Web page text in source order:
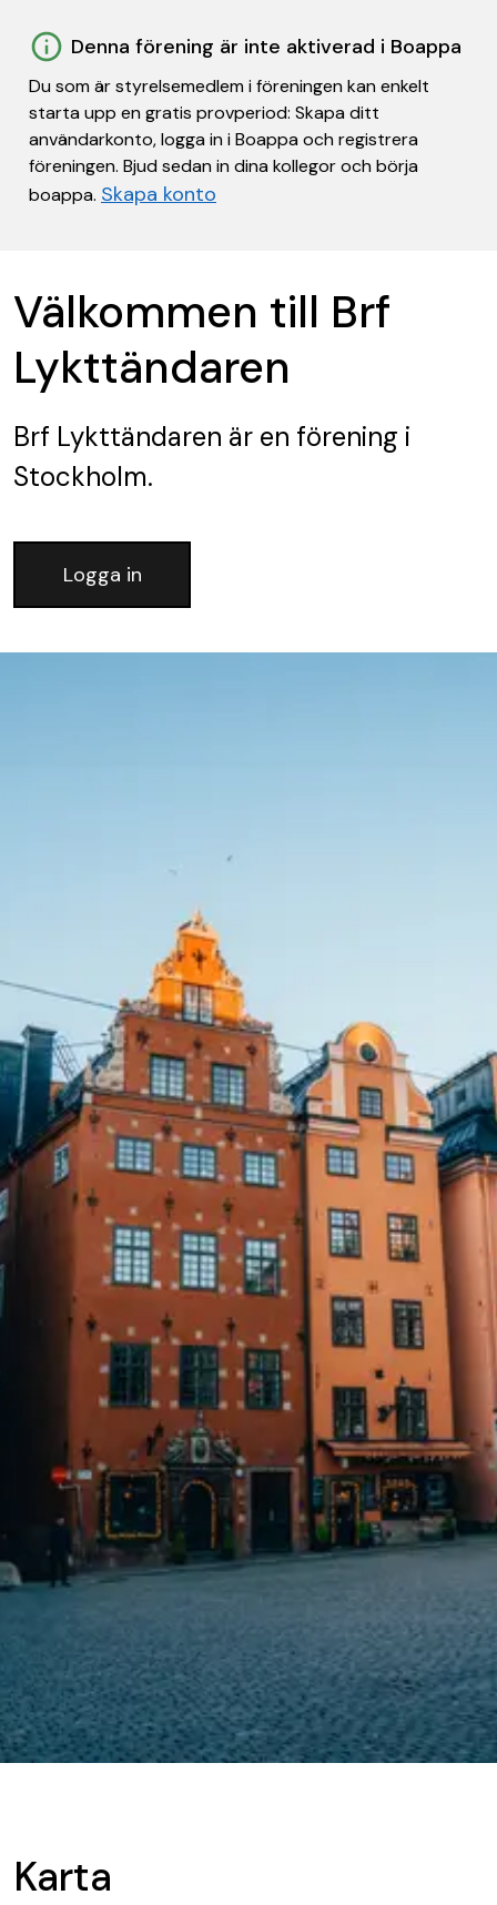
Denna förening är inte aktiverad i Boappa
Du som är styrelsemedlem i föreningen kan enkelt
starta upp en gratis provperiod: Skapa ditt
användarkonto, logga in i Boappa och registrera
föreningen. Bjud sedan in dina kollegor och börja
boappa. Skapa konto
Välkommen till Brf
Lykttändaren
Brf Lykttändaren är en förening i
Stockholm.
Logga in
Karta